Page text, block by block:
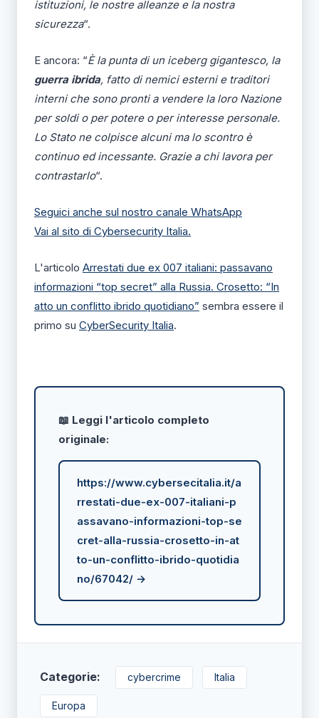
istituzioni, le nostre alleanze e la nostra
sicurezza“.
E ancora: “È la punta di un iceberg gigantesco, la
guerra ibrida, fatto di nemici esterni e traditori
interni che sono pronti a vendere la loro Nazione
per soldi o per potere o per interesse personale.
Lo Stato ne colpisce alcuni ma lo scontro è
continuo ed incessante. Grazie a chi lavora per
contrastarlo“.
Seguici anche sul nostro canale WhatsApp
Vai al sito di Cybersecurity Italia.
L'articolo Arrestati due ex 007 italiani: passavano
informazioni “top secret” alla Russia. Crosetto: “In
atto un conflitto ibrido quotidiano” sembra essere il
primo su CyberSecurity Italia.
📖 Leggi l'articolo completo
originale:
https://www.cybersecitalia.it/a
rrestati-due-ex-007-italiani-p
assavano-informazioni-top-se
cret-alla-russia-crosetto-in-at
to-un-conflitto-ibrido-quotidia
no/67042/ →
Categorie: cybercrime Italia
Europa